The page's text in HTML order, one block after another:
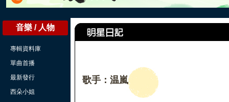
音樂 / 人物
專輯資料庫
單曲首播
最新發行
西朵小姐
歌手：温嵐